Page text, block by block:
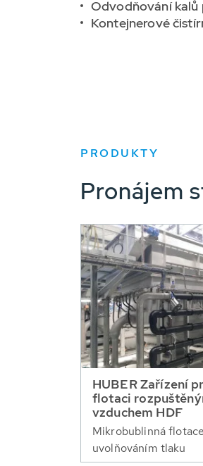
Odvodňování kalů
Kontejnerové
PRODUKTY
Pronájem
HUBER Zařízení
flotaci
vzduchem HDF
Mikrobublinná
uvolňováním tlaku